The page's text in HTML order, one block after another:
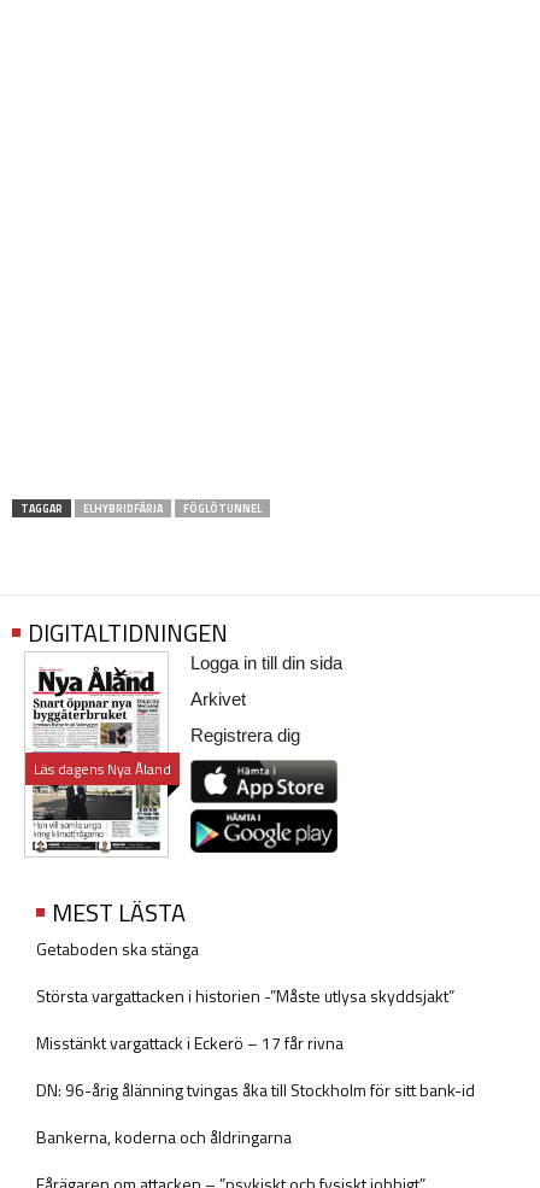
TAGGAR ELHYBRIDFÄRJA FÖGLÖTUNNEL
DIGITALTIDNINGEN
Läs dagens Nya Åland
Logga in till din sida
Arkivet
Registrera dig
MEST LÄSTA
Getaboden ska stänga
Största vargattacken i historien -”Måste utlysa skyddsjakt”
Misstänkt vargattack i Eckerö – 17 får rivna
DN: 96-årig ålänning tvingas åka till Stockholm för sitt bank-id
Bankerna, koderna och åldringarna